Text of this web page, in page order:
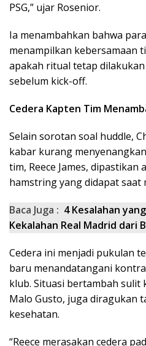
PSG,” ujar Rosenior.
Ia menambahkan bahwa
menampilkan kebersamaan
apakah ritual tetap
sebelum kick-off.
Cedera Kapten Tim
Selain sorotan soal huddle,
kabar kurang
tim, Reece James, dipastikan
hamstring yang didapat saat
Baca Juga : 4 Kesalahan
Kekalahan Real Madrid dari
Cedera ini menjadi pukulan
baru menandatangani
klub. Situasi bertambah sulit
Malo Gusto, juga diragukan
kesehatan.
“Reece merasakan cedera